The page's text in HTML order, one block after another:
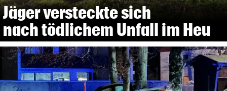
Jäger versteckte sich
nach tödlichem Unfall im Heu